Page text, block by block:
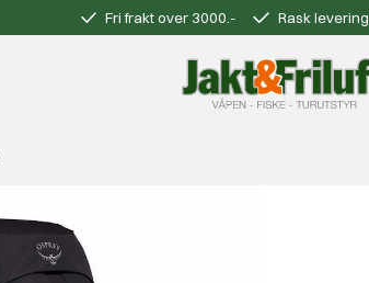
Fri frakt over 3000.- Rask levering